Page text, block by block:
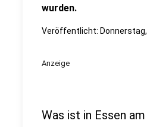
wurden.
Veröffentlicht:
Anzeige
Was ist in Essen